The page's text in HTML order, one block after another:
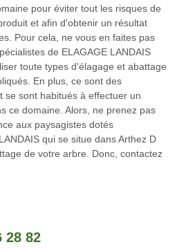
pour éviter tout les risques de
et afin d'obtenir un résultat
Pour cela, ne vous en faites pas
de ELAGAGE LANDAIS
toute types d'élagage et abattage
En plus, ce sont des
se sont habitués à effectuer un
ce domaine. Alors, ne prenez pas
aux paysagistes dotés
qui se situe dans Arthez D
de votre arbre. Donc, contactez
28 82